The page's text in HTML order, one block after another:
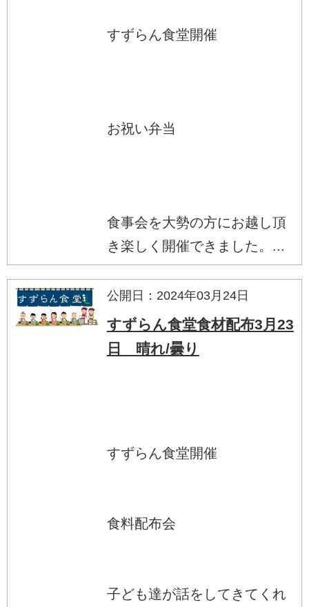
すずらん食堂開催
お祝い弁当
食事会を大勢の方にお越し頂
き楽しく開催できました。...
公開日：2024年03月24日
すずらん食堂食材配布3月23
日 晴れ/曇り
すずらん食堂開催
食料配布会
子ども達が話をしてきてくれ